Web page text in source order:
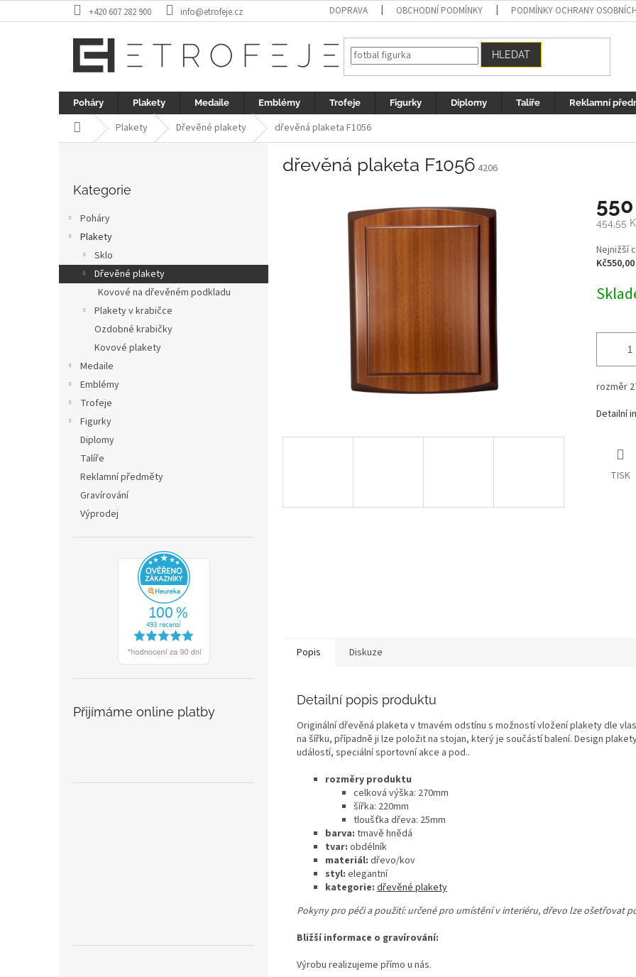
na
+420 607 282 900 info@etrofeje.cz DOPRAVA OBCHODNÍ PODMÍNKY PODMÍNKY OCHRANY
HLEDAT
Poháry Plakety Medaile Emblémy Trofeje Figurky Diplomy Talíře Reklamní
Domů Plakety Dřevěné plakety dřevěná plaketa F1056
kategorie
Kategorie
Poháry
Plakety
Sklo
Dřevěné plakety
Kovové na dřevěném podkladu
Plakety v krabičce
Ozdobné krabičky
Kovové plakety
Medaile
Emblémy
Trofeje
Figurky
Diplomy
Talíře
Reklamní předměty
Gravírování
Výprodej
Přijímáme online platby
dřevěná plaketa F1056 4206
454,55
Měrná
cena:
Nejnižší
Kč550,00
rozměr
Detailní
TISK
Popis Diskuze
Detailní popis produktu
Originální dřevěná plaketa v tmavém odstínu s možností vložení plakety dle
na šířku, případně ji lze položit na stojan, který je součástí balení. Design
událostí, speciální sportovní akce a pod..
rozměry produktu
celková výška: 270mm
šířka: 220mm
tloušťka dřeva: 25mm
barva: tmavě hnědá
tvar: obdélník
materiál: dřevo/kov
styl: elegantní
kategorie: dřevěné plakety
Pokyny pro péči a použití: určené pro umístění v interiéru, dřevo lze ošetřovat
Bližší informace o gravírování:
Výrobu realizujeme přímo u nás.